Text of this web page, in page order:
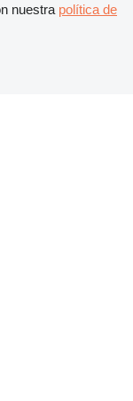
nuestra política de